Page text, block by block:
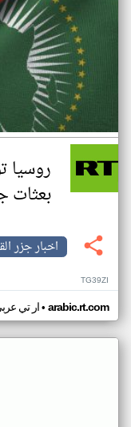
روسيا
بعثات
اخبار جزر
TG39ZI
ار تي• arabic.rt.com